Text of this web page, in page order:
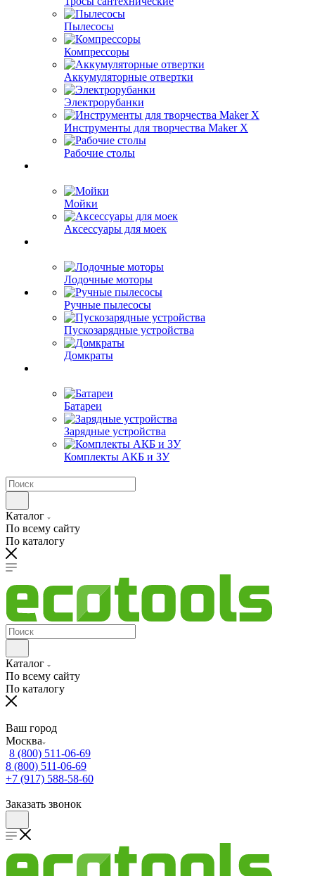
Пылесосы
Компрессоры
Аккумуляторные отвертки
Электрорубанки
Инструменты для творчества Maker X
Рабочие столы
Мойки
Аксессуары для моек
Лодочные моторы
Ручные пылесосы
Пускозарядные устройства
Домкраты
Батареи
Зарядные устройства
Комплекты АКБ и ЗУ
Каталог
По всему сайту
По каталогу
Каталог
По всему сайту
По каталогу
Ваш город
Москва
8 (800) 511-06-69
8 (800) 511-06-69
+7 (917) 588-58-60
Заказать звонок